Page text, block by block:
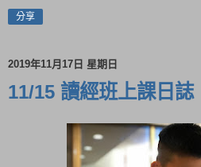
分享
2019年11月17日 星期日
11/15 讀經班上課日誌